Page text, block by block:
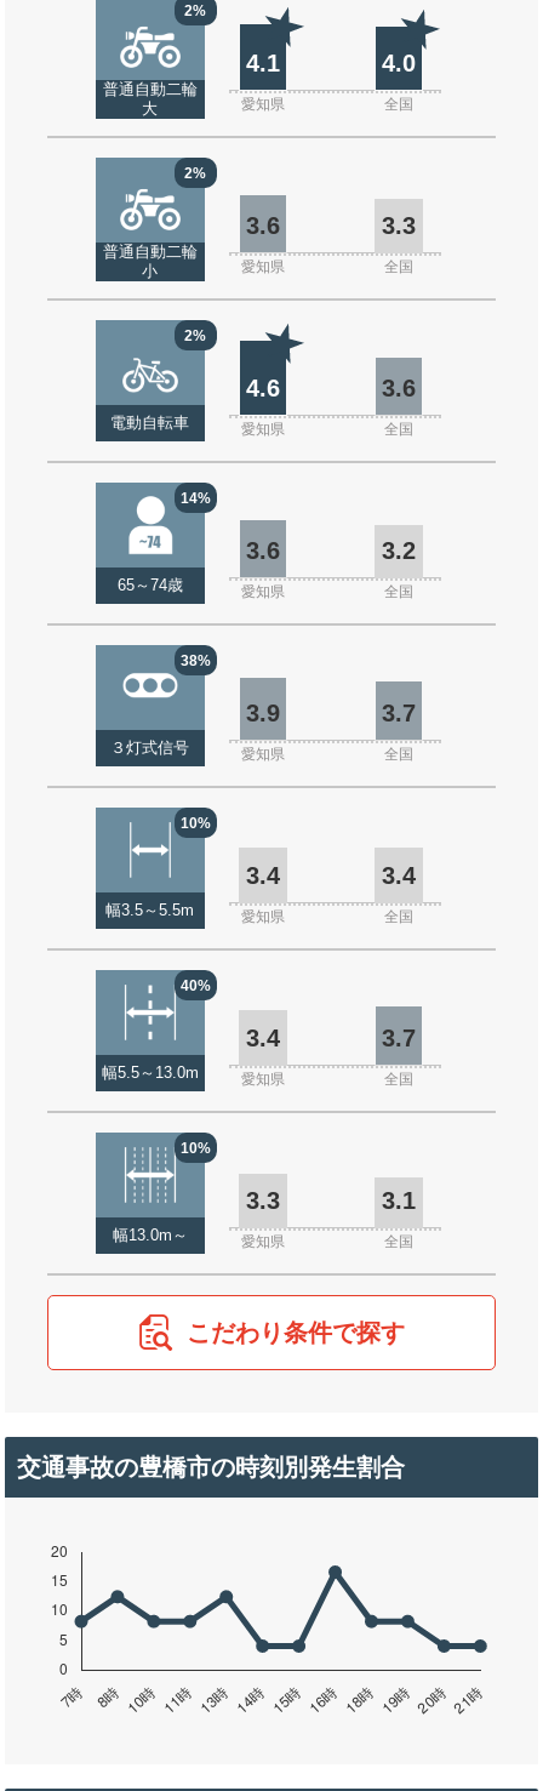
2%
普通自動二輪
大
4.1 4.0
愛知県 全国
2%
普通自動二輪
小
3.6 3.3
愛知県 全国
2%
電動自転車
4.6 3.6
愛知県 全国
14%
65～74歳
3.6 3.2
愛知県 全国
38%
３灯式信号
3.9 3.7
愛知県 全国
10%
幅3.5～5.5m
3.4 3.4
愛知県 全国
40%
幅5.5～13.0m
3.4 3.7
愛知県 全国
10%
幅13.0m～
3.3 3.1
愛知県 全国
こだわり条件で探す
交通事故の豊橋市の時刻別発生割合